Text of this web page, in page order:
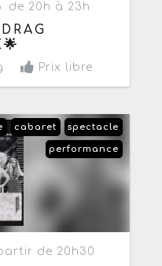
de 20h à 23h
Prix libre
spectacle
cabaret
performance
de 20h30